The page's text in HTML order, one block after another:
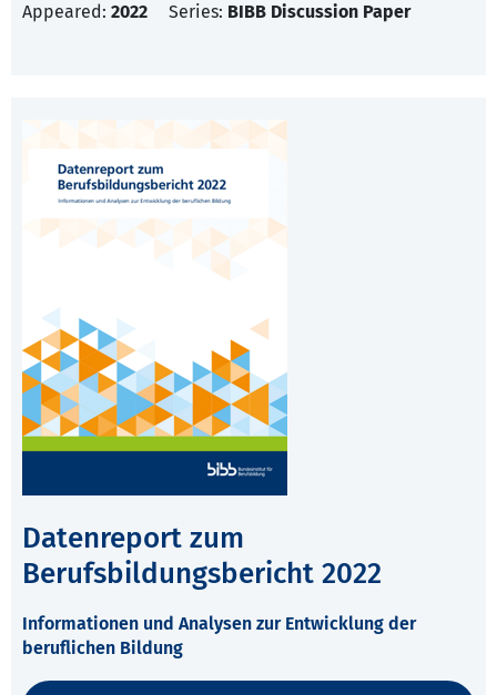
Appeared: 2022 Series: BIBB Discussion Paper
Datenreport zum
Berufsbildungsbericht 2022
Informationen und Analysen zur Entwicklung der
beruflichen Bildung